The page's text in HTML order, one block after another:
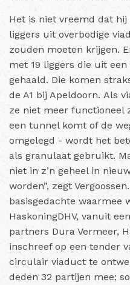
Het is niet vreemd dat
liggers uit overbodige
zouden moeten krijgen.
met 19 liggers die uit
gehaald. Die komen
de A1 bij Apeldoorn. Als
ze niet meer functioneel
een tunnel komt of de
omgelegd - wordt het
als granulaat gebruikt.
niet in z’n geheel in
worden”, zegt Vergoossen.
basisgedachte waarmee
HaskoningDHV, vanuit
partners Dura Vermeer,
inschreef op een tender
circulair viaduct te
deden 32 partijen mee;